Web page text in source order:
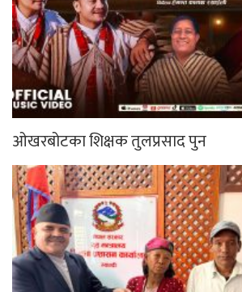
ओखरबोटका शिक्षक तुलप्रसाद पुन